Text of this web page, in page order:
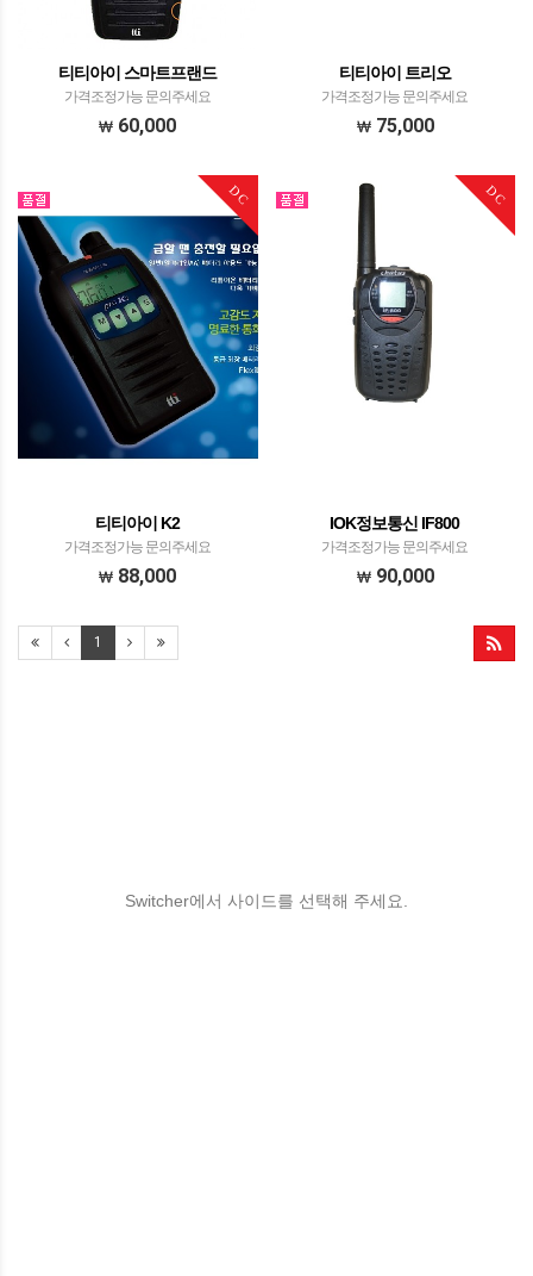
티티아이 스마트프랜드
가격조정가능 문의주세요
60,000
티티아이 트리오
가격조정가능 문의주세요
75,000
DC
티티아이 K2
가격조정가능 문의주세요
88,000
DC
IOK정보통신 IF800
가격조정가능 문의주세요
90,000
1
Switcher에서 사이드를 선택해 주세요.